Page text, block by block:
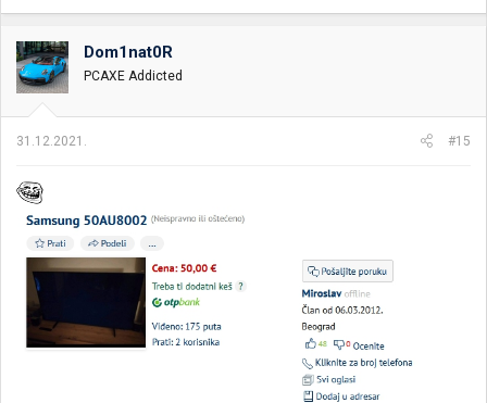
o
v
a
n
j
:
Dom1nat0R
PCAXE Addicted
31.12.2021. #15